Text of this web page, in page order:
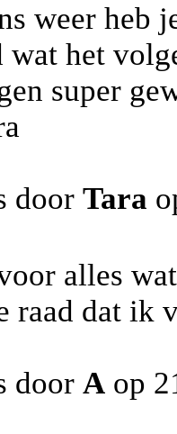
weer heb
wat het
super
door Tara
alles
raad dat ik
door A op